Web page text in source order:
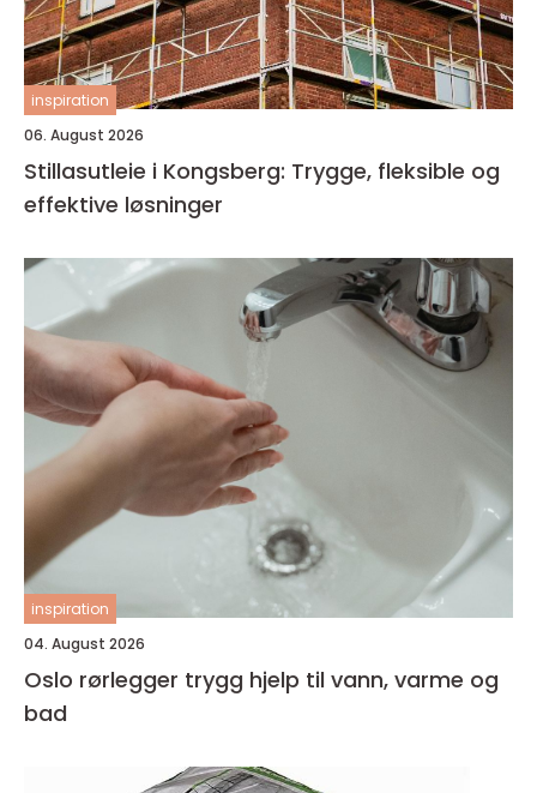
inspiration
06. August 2026
Stillasutleie i Kongsberg: Trygge, fleksible og
effektive løsninger
inspiration
04. August 2026
Oslo rørlegger trygg hjelp til vann, varme og
bad